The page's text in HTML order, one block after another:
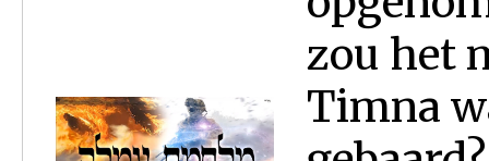
zou het
Timna